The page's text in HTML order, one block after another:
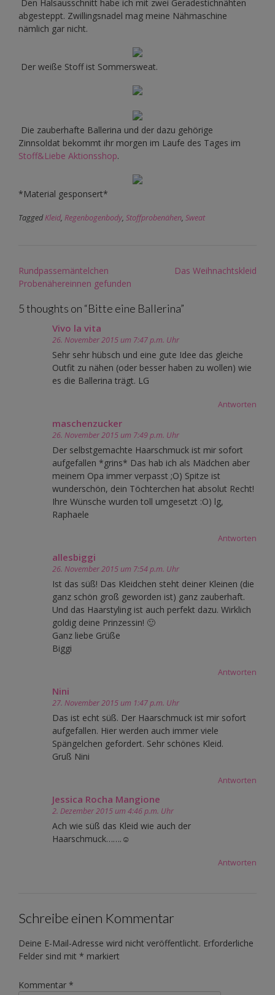
Den Halsausschnitt habe ich mit zwei Geradestichnähten
abgesteppt. Zwillingsnadel mag meine Nähmaschine
nämlich gar nicht.
Der weiße Stoff ist Sommersweat.
Die zauberhafte Ballerina und der dazu gehörige
Zinnsoldat bekommt ihr morgen im Laufe des Tages im
Stoff&Liebe Aktionsshop.
*Material gesponsert*
TaggedKleid, Regenbogenbody, Stoffprobenähen, Sweat
Post
navigation
Rundpassemäntelchen
Probenähereinnen gefunden
Das Weihnachtskleid
5 thoughts on “Bitte eine Ballerina”
Vivo la vita
26. November 2015 um 7:47 p.m. Uhr
Sehr sehr hübsch und eine gute Idee das gleiche
Outfit zu nähen (oder besser haben zu wollen) wie
es die Ballerina trägt. LG
Antworten
maschenzucker
26. November 2015 um 7:49 p.m. Uhr
Der selbstgemachte Haarschmuck ist mir sofort
aufgefallen *grins* Das hab ich als Mädchen aber
meinem Opa immer verpasst ;O) Spitze ist
wunderschön, dein Töchterchen hat absolut Recht!
Ihre Wünsche wurden toll umgesetzt :O) lg,
Raphaele
Antworten
allesbiggi
26. November 2015 um 7:54 p.m. Uhr
Ist das süß! Das Kleidchen steht deiner Kleinen (die
ganz schön groß geworden ist) ganz zauberhaft.
Und das Haarstyling ist auch perfekt dazu. Wirklich
goldig deine Prinzessin! 🙂
Ganz liebe Grüße
Biggi
Antworten
Nini
27. November 2015 um 1:47 p.m. Uhr
Das ist echt süß. Der Haarschmuck ist mir sofort
aufgefallen. Hier werden auch immer viele
Spängelchen gefordert. Sehr schönes Kleid.
Gruß Nini
Antworten
Jessica Rocha Mangione
2. Dezember 2015 um 4:46 p.m. Uhr
Ach wie süß das Kleid wie auch der
Haarschmuck…….☺
Antworten
Schreibe einen Kommentar
Deine E-Mail-Adresse wird nicht veröffentlicht. Erforderliche
Felder sind mit * markiert
Kommentar *